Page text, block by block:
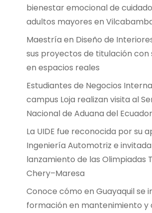
bienestar emocional de
adultos mayores en
Maestría en Diseño de
sus proyectos de titulación con
en espacios reales
Estudiantes de Negocios
campus Loja realizan visita al
Nacional de Aduana del Ecuador
La UIDE fue reconocida por su
Ingeniería Automotriz e
lanzamiento de las Olimpiadas
Chery–Maresa
Conoce cómo en Guayaquil se
formación en mantenimiento y